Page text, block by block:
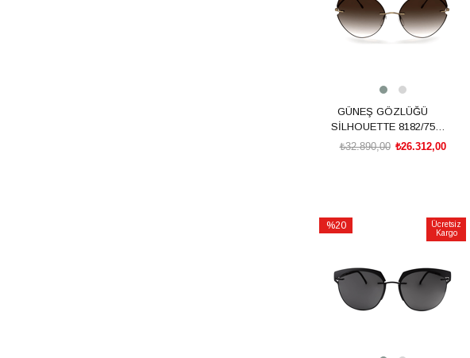
GÜNEŞ GÖZLÜĞÜ
SİLHOUETTE 8182/75
7530 00/00₺26.312,00
₺32.890,00
%20
Ücretsiz
Kargo